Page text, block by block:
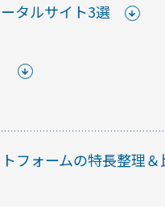
タルサイト3選
フォームの特長整理＆
て